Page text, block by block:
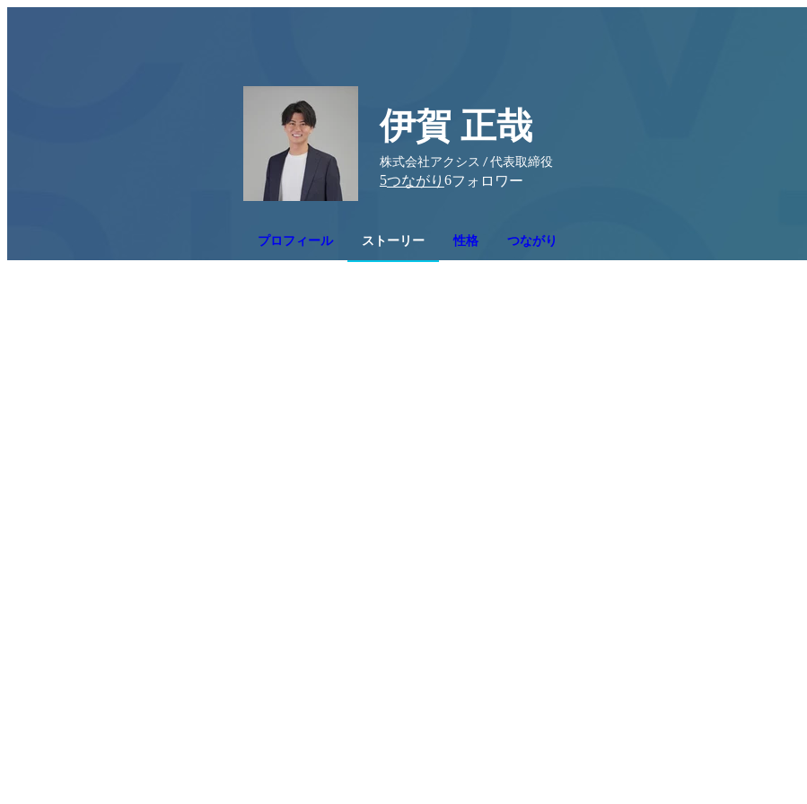
伊賀 正哉
株式会社アクシス / 代表取締役
5つながり 6フォロワー
プロフィール ストーリー 性格 つながり